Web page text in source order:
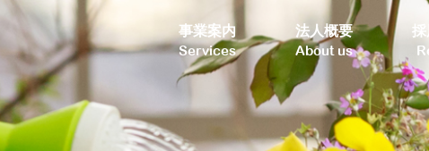
事業案内
Services
法人概要
About us
採